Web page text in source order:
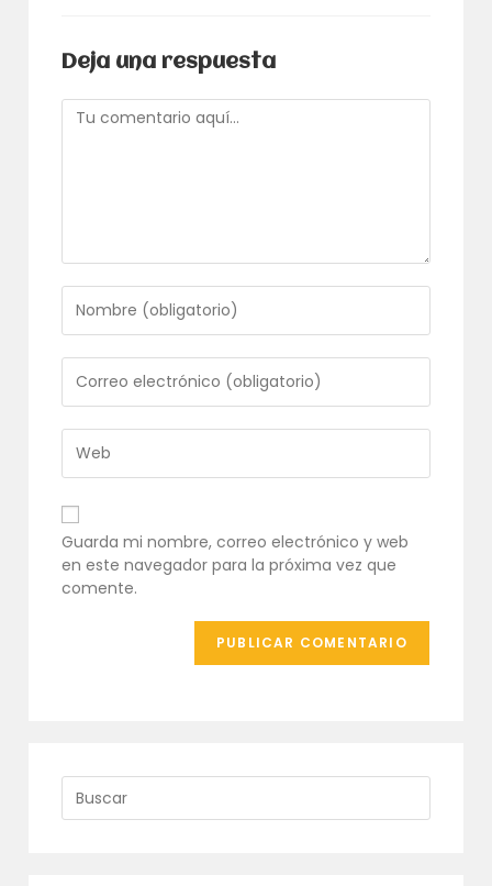
Deja una respuesta
Comentario
tu
nombre
o
nombre
de
usuario
para
comentar
tu
dirección
de
correo
electrónico
para
comentar
URL
de
tu
web
(opcional)
Guarda mi nombre, correo electrónico y web
en este navegador para la próxima vez que
comente.